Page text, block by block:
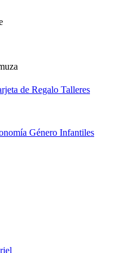
de Regalo Talleres
Género Infantiles